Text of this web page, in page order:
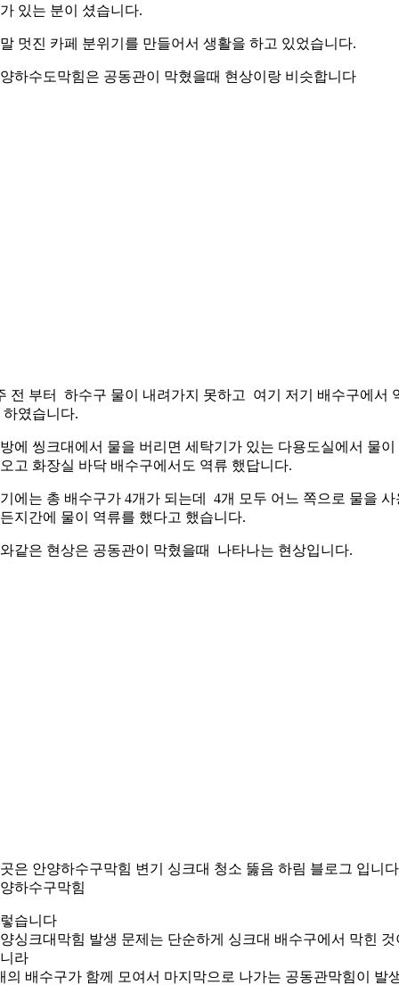
있는 분이 셨습니다.
멋진 카페 분위기를 만들어서 생활을 하고 있었습니다.
하수도막힘은 공동관이 막혔을때 현상이랑 비슷합니다
전 부터 하수구 물이 내려가지 못하고 여기 저기 배수구에서
하였습니다.
에 씽크대에서 물을 버리면 세탁기가 있는 다용도실에서 물이
고 화장실 바닥 배수구에서도 역류 했답니다.
에는 총 배수구가 4개가 되는데 4개 모두 어느 쪽으로 물을 사
지간에 물이 역류를 했다고 했습니다.
같은 현상은 공동관이 막혔을때 나타나는 현상입니다.
은 안양하수구막힘 변기 싱크대 청소 뚫음 하림 블로그 입니다
하수구막힘
습니다
싱크대막힘 발생 문제는 단순하게 싱크대 배수구에서 막힌 것
라
의 배수구가 함께 모여서 마지막으로 나가는 공동관막힘이 발